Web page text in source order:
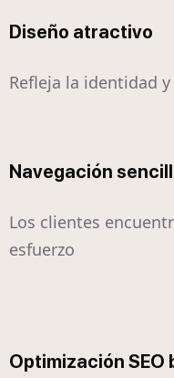
Diseño atractivo
Refleja la identidad
Navegación
Los clientes
esfuerzo
Optimización SEO